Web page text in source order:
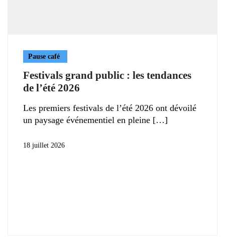
Pause café
Festivals grand public : les tendances
de l’été 2026
Les premiers festivals de l’été 2026 ont dévoilé
un paysage événementiel en pleine
18 juillet 2026